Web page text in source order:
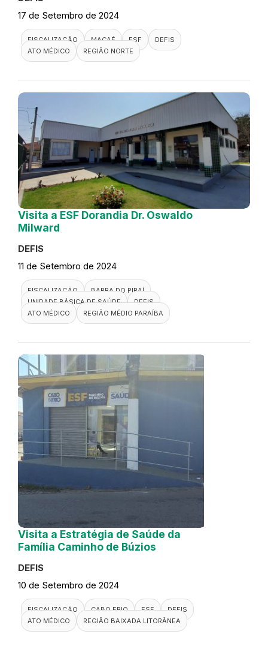
17 de Setembro de 2024
FISCALIZAÇÃO MACAÉ ESF
DEFIS
ATO MÉDICO
REGIÃO NORTE
Visita a ESF Dorandia Dr. Oswaldo
Milward
DEFIS
11 de Setembro de 2024
FISCALIZAÇÃO
BARRA DO PIRAÍ
UNIDADE BÁSICA DE SAÚDE
DEFIS
ATO MÉDICO
REGIÃO MÉDIO PARAÍBA
Visita a Estratégia de Saúde da
Família Caminho de Búzios
DEFIS
10 de Setembro de 2024
FISCALIZAÇÃO CABO FRIO ESF
DEFIS
ATO MÉDICO
REGIÃO BAIXADA LITORÂNEA